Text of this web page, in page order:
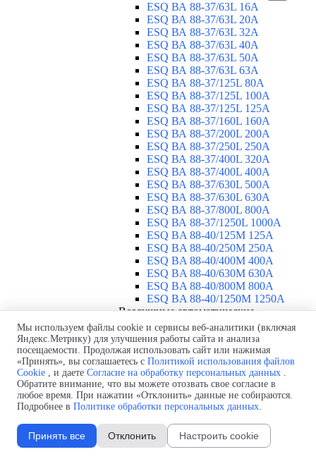
ESQ ВА 88-37/63L 16A
ESQ ВА 88-37/63L 20A
ESQ ВА 88-37/63L 32A
ESQ ВА 88-37/63L 40A
ESQ ВА 88-37/63L 50A
ESQ ВА 88-37/63L 63A
ESQ ВА 88-37/125L 80A
ESQ ВА 88-37/125L 100A
ESQ ВА 88-37/125L 125A
ESQ ВА 88-37/160L 160A
ESQ ВА 88-37/200L 200A
ESQ ВА 88-37/250L 250A
ESQ ВА 88-37/400L 320A
ESQ ВА 88-37/400L 400A
ESQ ВА 88-37/630L 500A
ESQ ВА 88-37/630L 630A
ESQ ВА 88-37/800L 800A
ESQ ВА 88-37/1250L 1000A
ESQ BA 88-40/125M 125A
ESQ BA 88-40/250M 250A
ESQ BA 88-40/400M 400A
ESQ BA 88-40/630М 630A
ESQ BA 88-40/800M 800A
ESQ BA 88-40/1250М 1250A
Воздушные автоматические
выключатели
▼
ESQ ВА99-40B 3F M2C2S2 M
2500A
ESQ ВА99-40A 3F M2C2S2 М
800A
ESQ ВА99-40A 3F M2C2S2 М
630A
ESQ ВА99-40A 3F M2C2S2 М
2000A
ESQ ВА99-40A 3F M2C2S2 М
Мы используем файлы cookie и сервисы веб-аналитики (включая
Яндекс.Метрику) для улучшения работы сайта и анализа
посещаемости. Продолжая использовать сайт или нажимая
«Принять», вы соглашаетесь с Политикой использования файлов
Cookie , и даете Согласие на обработку персональных данных .
Обратите внимание, что вы можете отозвать свое согласие в
любое время. При нажатии «Отклонить» данные не собираются.
Подробнее в Политике обработки персональных данных.
Принять все Отклонить Настроить cookie